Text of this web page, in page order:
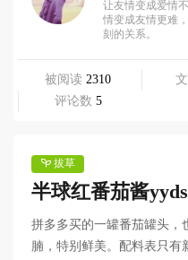
让友情变成爱情
情变成友情更难
刻的关系。
被阅读 2310
评论数 5
拔草
半球红番茄酱
拼多多买的一罐番茄罐头，
腩，特别鲜美。配料表只有